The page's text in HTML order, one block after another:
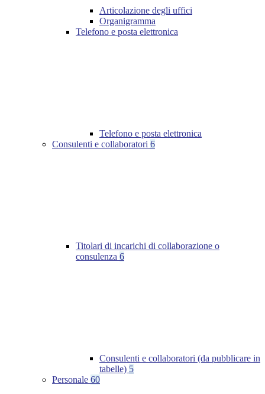
Articolazione degli uffici
Organigramma
Telefono e posta elettronica
Telefono e posta elettronica
Consulenti e collaboratori 6
Titolari di incarichi di collaborazione o
consulenza 6
Consulenti e collaboratori (da pubblicare in
tabelle) 5
Personale 60